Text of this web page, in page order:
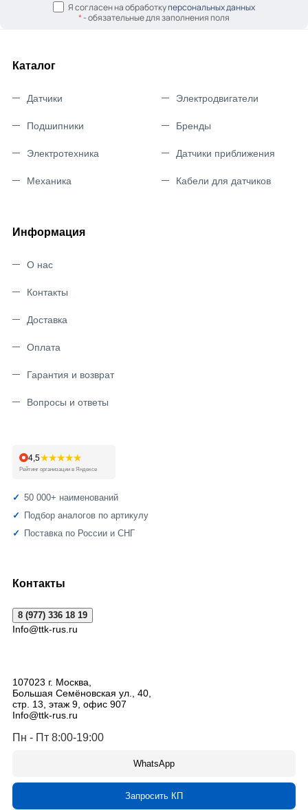
Я согласен на обработкуперсональных данных
*- обязательные для заполнения поля
Каталог
Датчики
Подшипники
Электротехника
Механика
Электродвигатели
Бренды
Датчики приближения
Кабели для датчиков
Информация
О нас
Контакты
Доставка
Оплата
Гарантия и возврат
Вопросы и ответы
4,5★★★★★
Рейтинг организации в Яндексе
50 000+ наименований
Подбор аналогов по артикулу
Поставка по России и СНГ
Контакты
8 (977) 336 18 19
Info@ttk-rus.ru
107023 г. Москва,
Большая Семёновская ул., 40,
стр. 13, этаж 9, офис 907
Info@ttk-rus.ru
Пн - Пт 8:00-19:00
WhatsApp
Запросить КП